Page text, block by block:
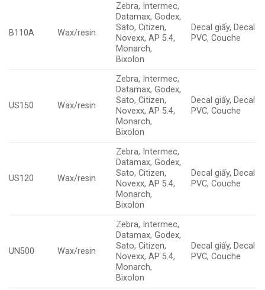
B110A Wax/resin
Zebra, Intermec,
Datamax, Godex,
Sato, Citizen,
Novexx, AP 5.4,
Monarch,
Bixolon
Decal giấy, Decal
PVC, Couche
US150 Wax/resin
Zebra, Intermec,
Datamax, Godex,
Sato, Citizen,
Novexx, AP 5.4,
Monarch,
Bixolon
Decal giấy, Decal
PVC, Couche
US120 Wax/resin
Zebra, Intermec,
Datamax, Godex,
Sato, Citizen,
Novexx, AP 5.4,
Monarch,
Bixolon
Decal giấy, Decal
PVC, Couche
UN500 Wax/resin
Zebra, Intermec,
Datamax, Godex,
Sato, Citizen,
Novexx, AP 5.4,
Monarch,
Bixolon
Decal giấy, Decal
PVC, Couche